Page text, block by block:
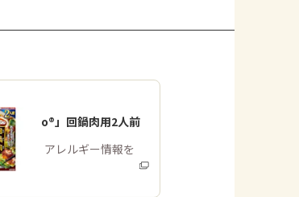
Do®」回鍋肉用2人前
商品・アレルギー情報を
みる